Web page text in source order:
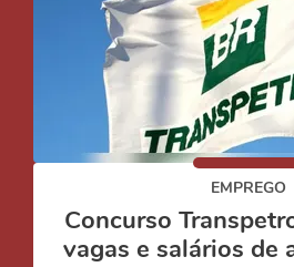
EMPREGO
Concurso
vagas e salários de